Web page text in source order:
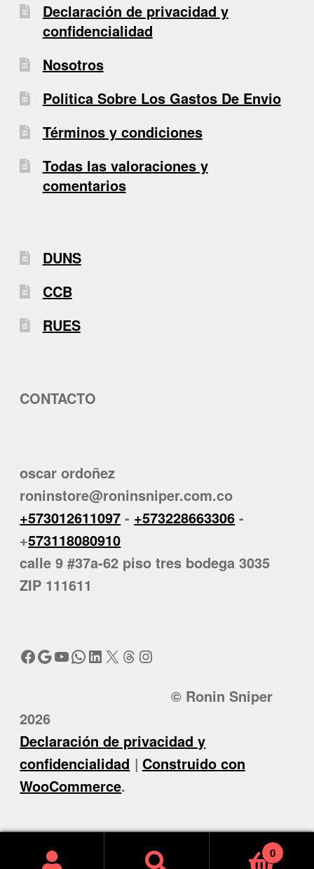
Declaración de privacidad y
confidencialidad
Nosotros
Politica Sobre Los Gastos De Envio
Términos y condiciones
Todas las valoraciones y
comentarios
DUNS
CCB
RUES
CONTACTO
oscar ordoñez
roninstore@roninsniper.com.co
+573012611097 - +573228663306 -
+573118080910
calle 9 #37a-62 piso tres bodega 3035
ZIP 111611
Facebook
Google
YouTube
WhatsApp
LinkedIn
X Threads
Instagram
© Ronin Sniper
2026
Declaración de privacidad y
confidencialidad
Construido con
WooCommerce.
0